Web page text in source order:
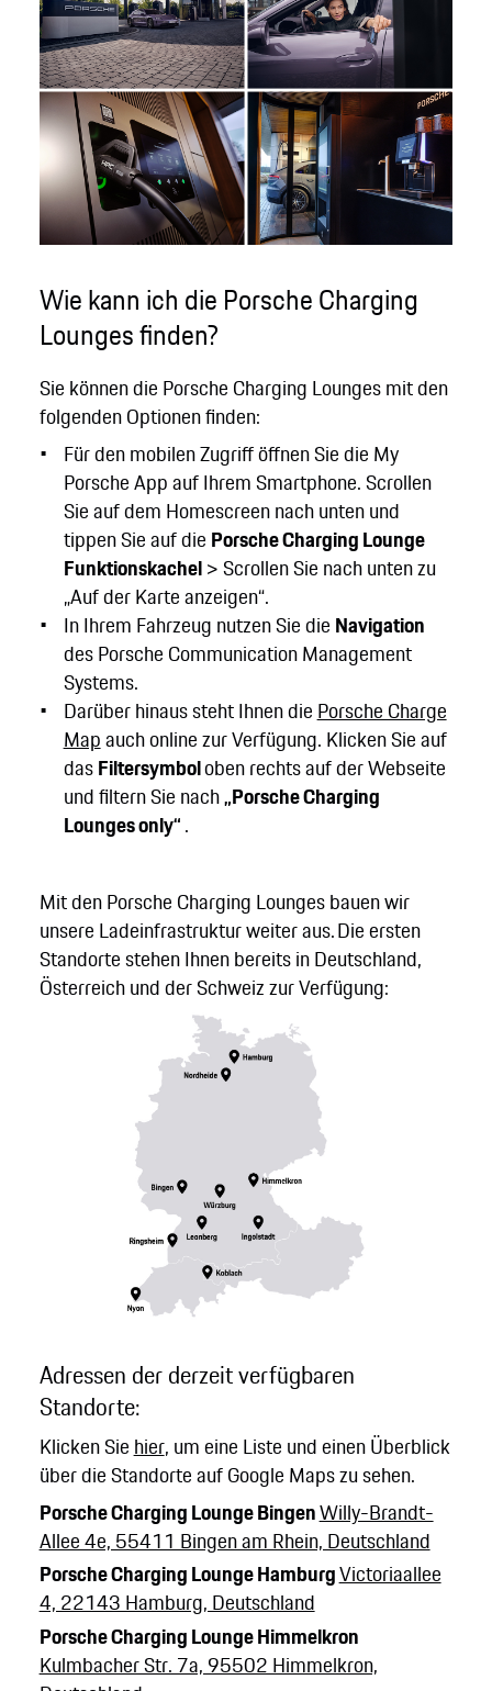
Wie kann ich die Porsche Charging
Lounges finden?
Sie können die Porsche Charging Lounges mit den
folgenden Optionen finden:
Für den mobilen Zugriff öffnen Sie die My
Porsche App auf Ihrem Smartphone. Scrollen
Sie auf dem Homescreen nach unten und
tippen Sie auf die Porsche Charging Lounge
Funktionskachel> Scrollen Sie nach unten zu
„Auf der Karte anzeigen“.
In Ihrem Fahrzeug nutzen Sie die Navigation
des Porsche Communication Management
Systems.
Darüber hinaus steht Ihnen die Porsche Charge
Mapauch online zur Verfügung. Klicken Sie auf
dasFiltersymboloben rechts auf der Webseite
und filtern Sie nach„Porsche Charging
Lounges only“.
Mit den Porsche Charging Lounges bauen wir
unsere Ladeinfrastruktur weiter aus. Die ersten
Standorte stehen Ihnen bereits in Deutschland,
Österreich und der Schweiz zur Verfügung:
Adressen der derzeit verfügbaren
Standorte:
Klicken Sie hier, um eine Liste und einen Überblick
über die Standorte auf Google Maps zu sehen.
Porsche Charging Lounge BingenWilly-Brandt-
Allee 4e, 55411 Bingen am Rhein, Deutschland
Porsche Charging Lounge HamburgVictoriaallee
4, 22143 Hamburg, Deutschland
Porsche Charging Lounge Himmelkron
Kulmbacher Str. 7a, 95502 Himmelkron,